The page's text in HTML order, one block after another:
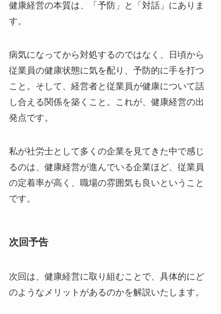
健康経営の本質は、「予防」と「対話」にありま
す。
病気になってから対処するのではなく、日頃から
従業員の健康状態に気を配り、予防的に手を打つ
こと。そして、経営者と従業員が健康について話
し合える関係を築くこと。これが、健康経営の出
発点です。
私が社労士として多くの企業を見てきた中で感じ
るのは、健康経営が進んでいる企業ほど、従業員
の定着率が高く、職場の雰囲気も良いということ
です。
次回予告
次回は、健康経営に取り組むことで、具体的にど
のようなメリットがあるのかを解説いたします。